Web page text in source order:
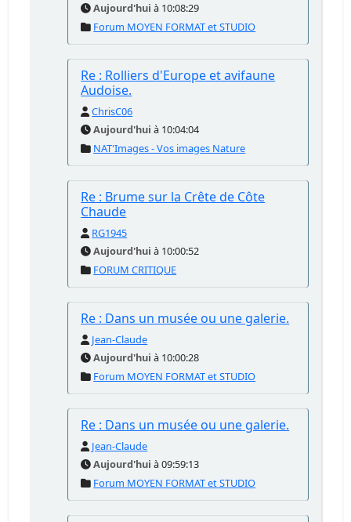
Aujourd'hui à 10:08:29
Forum MOYEN FORMAT et STUDIO
Re : Rolliers d'Europe et avifaune
Audoise.
ChrisC06
Aujourd'hui à 10:04:04
NAT'Images - Vos images Nature
Re : Brume sur la Crête de Côte
Chaude
RG1945
Aujourd'hui à 10:00:52
FORUM CRITIQUE
Re : Dans un musée ou une galerie.
Jean-Claude
Aujourd'hui à 10:00:28
Forum MOYEN FORMAT et STUDIO
Re : Dans un musée ou une galerie.
Jean-Claude
Aujourd'hui à 09:59:13
Forum MOYEN FORMAT et STUDIO